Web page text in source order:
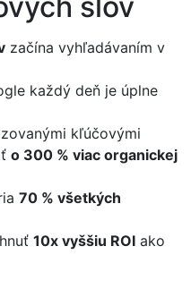
začína vyhľadávaním v
každý deň je úplne
kľúčovými
o 300 % viac organickej
70 % všetkých
10x vyššiu ROI ako